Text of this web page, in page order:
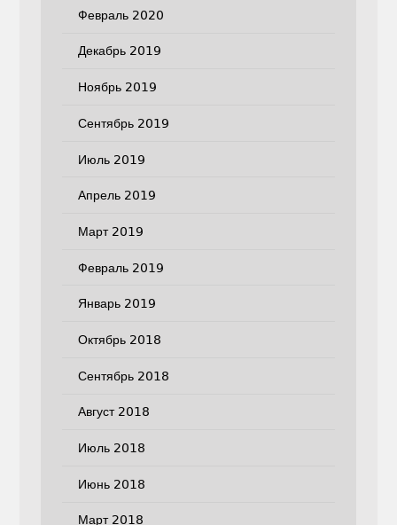
Февраль 2020
Декабрь 2019
Ноябрь 2019
Сентябрь 2019
Июль 2019
Апрель 2019
Март 2019
Февраль 2019
Январь 2019
Октябрь 2018
Сентябрь 2018
Август 2018
Июль 2018
Июнь 2018
Март 2018